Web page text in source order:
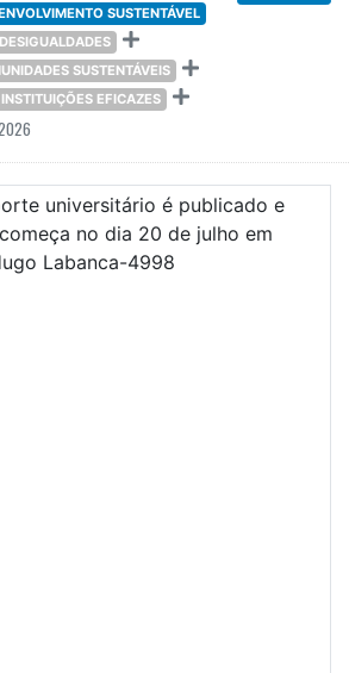
SUSTENTÁVEL
SUSTENTÁVEIS
EFICAZES